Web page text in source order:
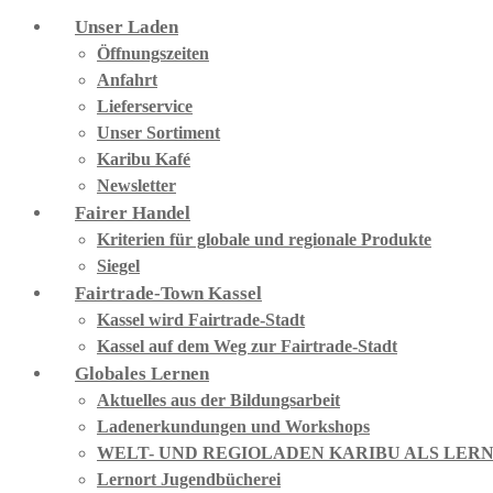
Unser Laden
Öffnungszeiten
Anfahrt
Lieferservice
Unser Sortiment
Karibu Kafé
Newsletter
Fairer Handel
Kriterien für globale und regionale Produkte
Siegel
Fairtrade-Town Kassel
Kassel wird Fairtrade-Stadt
Kassel auf dem Weg zur Fairtrade-Stadt
Globales Lernen
Aktuelles aus der Bildungsarbeit
Ladenerkundungen und Workshops
WELT- UND REGIOLADEN KARIBU ALS
Lernort Jugendbücherei